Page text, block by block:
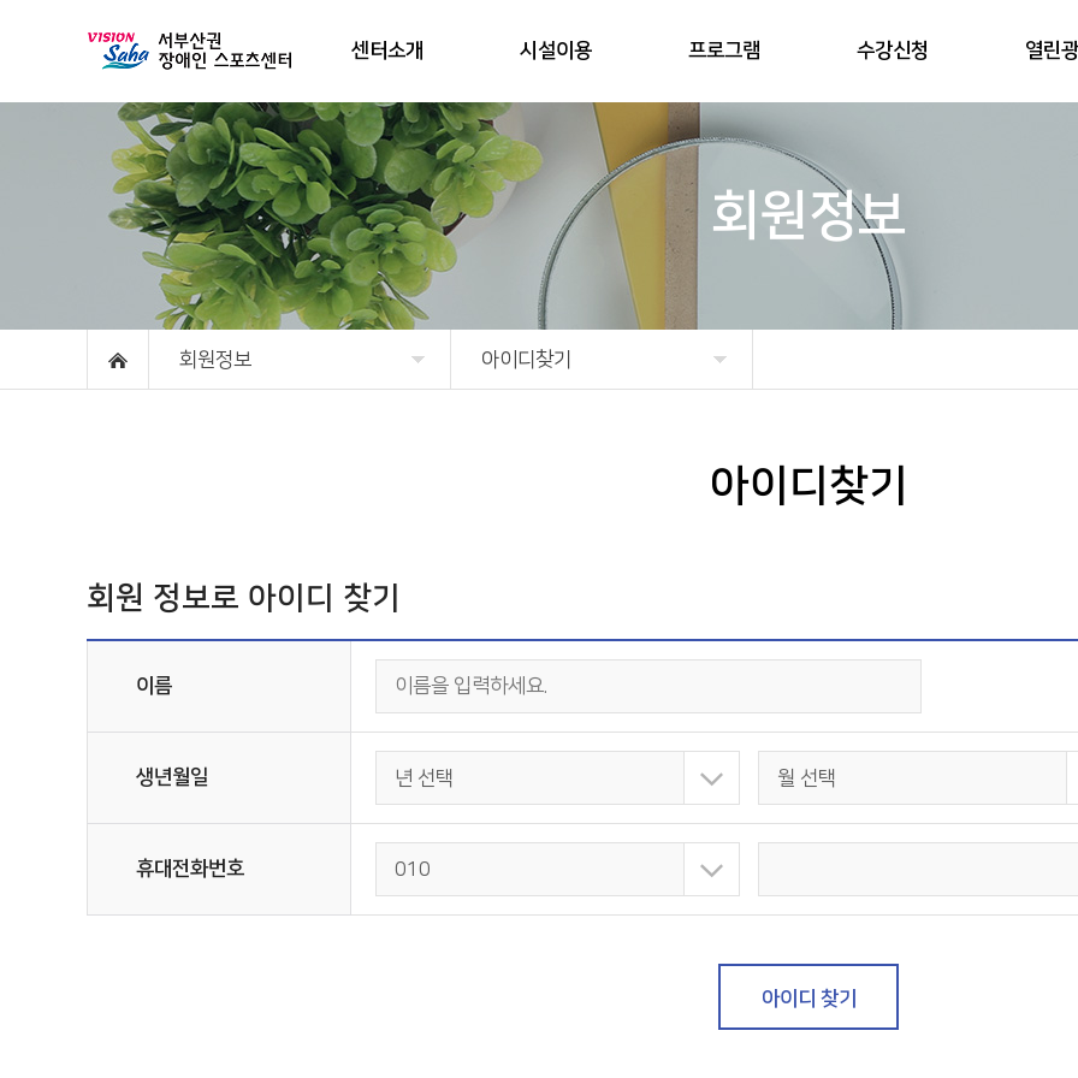
센터소개 시설이용 프로그램 수강신청 열린
회원정보
회원정보 아이디찾기
아이디찾기
회원 정보로 아이디 찾기
이름
생년월일 년 선택 월 선택
휴대전화번호 010
아이디 찾기